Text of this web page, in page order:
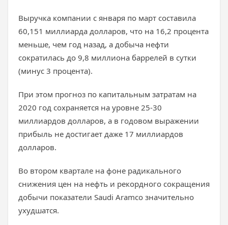
Выручка компании с января по март составила
60,151 миллиарда долларов, что на 16,2 процента
меньше, чем год назад, а добыча нефти
сократилась до 9,8 миллиона баррелей в сутки
(минус 3 процента).
При этом прогноз по капитальным затратам на
2020 год сохраняется на уровне 25-30
миллиардов долларов, а в годовом выражении
прибыль не достигает даже 17 миллиардов
долларов.
Во втором квартале на фоне радикального
снижения цен на нефть и рекордного сокращения
добычи показатели Saudi Aramco значительно
ухудшатся.